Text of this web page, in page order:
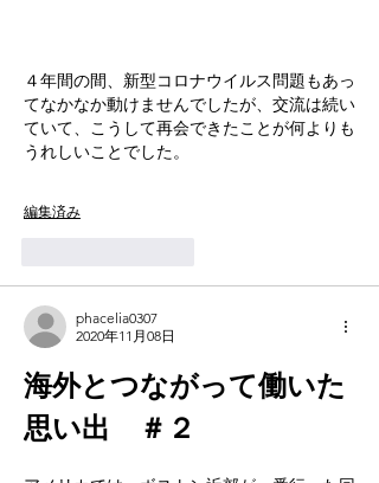
４年間の間、新型コロナウイルス問題もあっ
てなかなか動けませんでしたが、交流は続い
ていて、こうして再会できたことが何よりも
うれしいことでした。
編集済み
phacelia0307
2020年11月08日
海外とつながって働いた
思い出　＃２